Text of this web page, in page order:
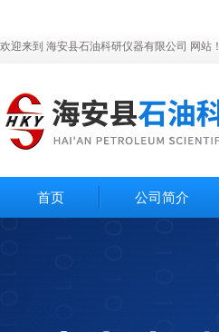
欢迎来到 海安县石油科研仪器有限公司 网站！
首页 公司简介